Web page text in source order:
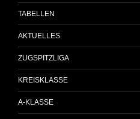
TABELLEN
AKTUELLES
ZUGSPITZLIGA
KREISKLASSE
A-KLASSE